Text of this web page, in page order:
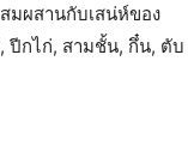
มผสานกับเสน่ห์ของ
ปีกไก่, สามชั้น, กึ๋น, ตับ